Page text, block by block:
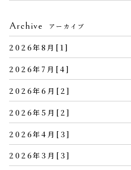
Archive アーカイブ
2026年8月[1]
2026年7月[4]
2026年6月[2]
2026年5月[2]
2026年4月[3]
2026年3月[3]